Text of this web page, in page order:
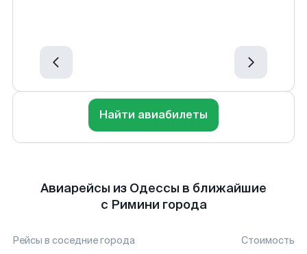
Найти авиабилеты
Авиарейсы из Одессы в ближайшие
с Римини города
Рейсы в соседние города Стоимость